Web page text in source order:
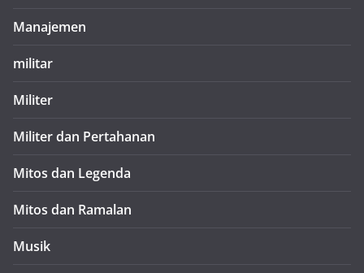
Manajemen
militar
Militer
Militer dan Pertahanan
Mitos dan Legenda
Mitos dan Ramalan
Musik